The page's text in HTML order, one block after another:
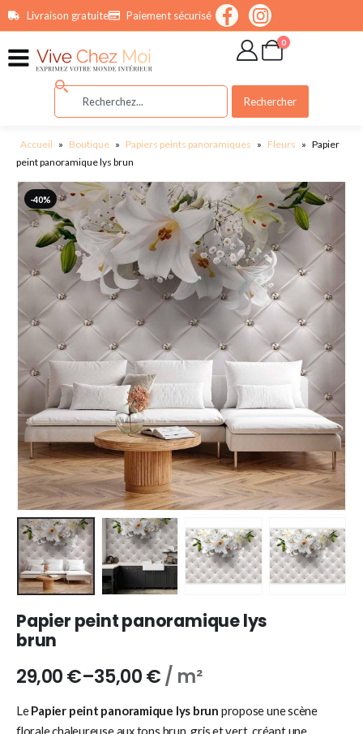
principalLivraison gratuite Paiement sécurisé
0
Rechercher
Accueil » Boutique » Papiers peints panoramiques » Fleurs » Papier
peint panoramique lys brun
-40%
Papier peint panoramique lys
brun
29,00€–35,00€/ m²
LePapier peint panoramique lys brun propose une scène
florale chaleureuse aux tons brun, gris et vert, créant une